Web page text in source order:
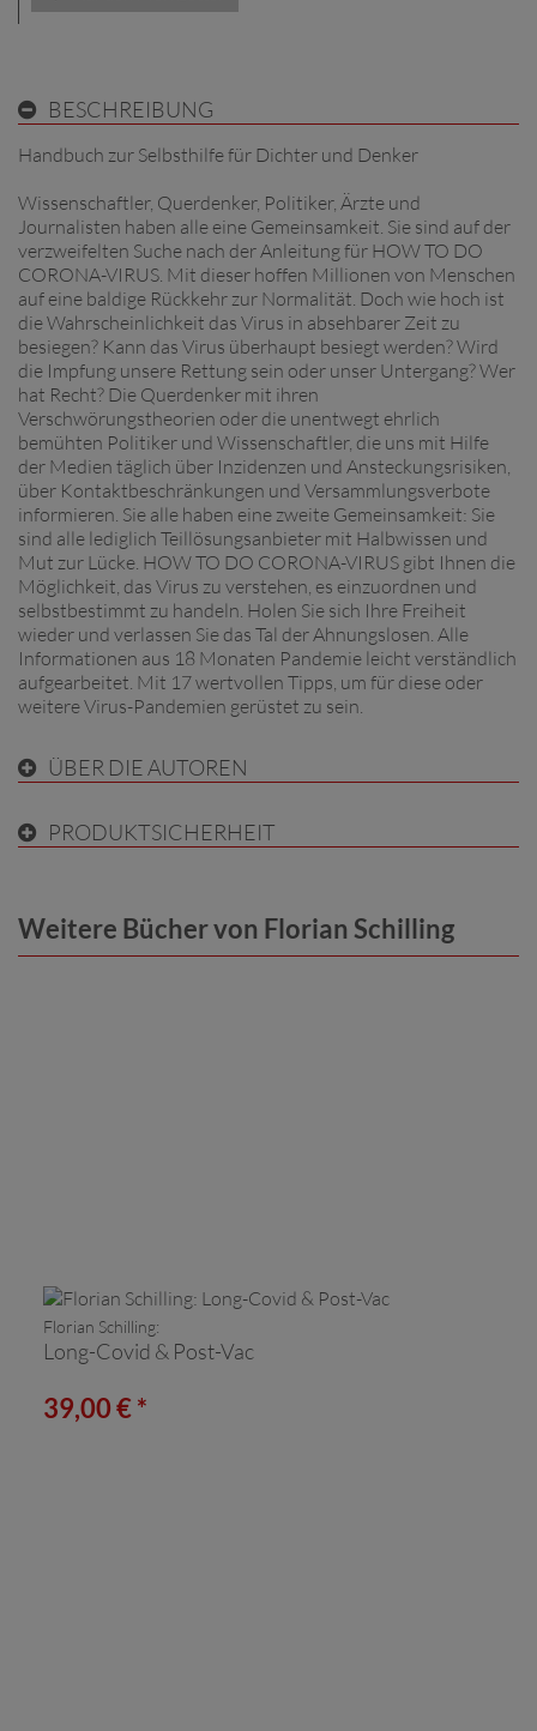
BESCHREIBUNG
Handbuch zur Selbsthilfe für Dichter und Denker
Wissenschaftler, Querdenker, Politiker, Ärzte und
Journalisten haben alle eine Gemeinsamkeit. Sie sind auf der
verzweifelten Suche nach der Anleitung für HOW TO DO
CORONA-VIRUS. Mit dieser hoffen Millionen von Menschen
auf eine baldige Rückkehr zur Normalität. Doch wie hoch ist
die Wahrscheinlichkeit das Virus in absehbarer Zeit zu
besiegen? Kann das Virus überhaupt besiegt werden? Wird
die Impfung unsere Rettung sein oder unser Untergang? Wer
hat Recht? Die Querdenker mit ihren
Verschwörungstheorien oder die unentwegt ehrlich
bemühten Politiker und Wissenschaftler, die uns mit Hilfe
der Medien täglich über Inzidenzen und Ansteckungsrisiken,
über Kontaktbeschränkungen und Versammlungsverbote
informieren. Sie alle haben eine zweite Gemeinsamkeit: Sie
sind alle lediglich Teillösungsanbieter mit Halbwissen und
Mut zur Lücke. HOW TO DO CORONA-VIRUS gibt Ihnen die
Möglichkeit, das Virus zu verstehen, es einzuordnen und
selbstbestimmt zu handeln. Holen Sie sich Ihre Freiheit
wieder und verlassen Sie das Tal der Ahnungslosen. Alle
Informationen aus 18 Monaten Pandemie leicht verständlich
aufgearbeitet. Mit 17 wertvollen Tipps, um für diese oder
weitere Virus-Pandemien gerüstet zu sein.
ÜBER DIE AUTOREN
PRODUKTSICHERHEIT
Weitere Bücher von Florian Schilling
Florian Schilling:
Long-Covid & Post-Vac
39,00 € *